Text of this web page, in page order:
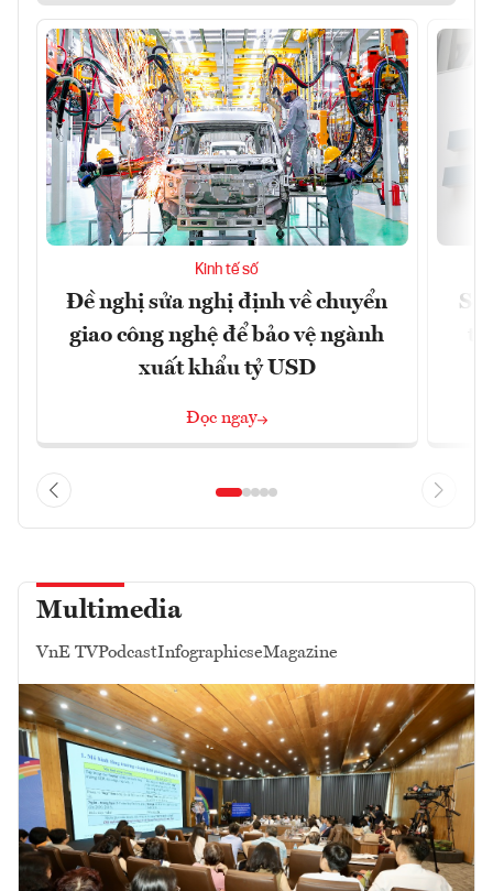
Kinh tế số
Đề nghị sửa nghị định về chuyển
giao công nghệ để bảo vệ ngành
xuất khẩu tỷ USD
Đọc ngay
Multimedia
VnE TVPodcastInfographicseMagazine